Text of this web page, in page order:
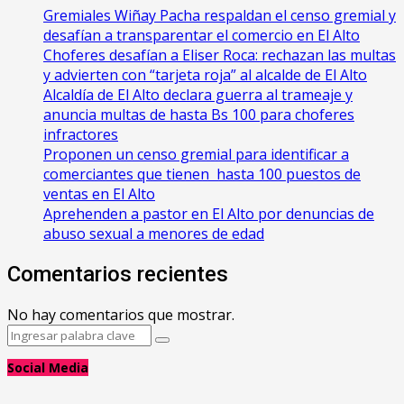
Gremiales Wiñay Pacha respaldan el censo gremial y
desafían a transparentar el comercio en El Alto
Choferes desafían a Eliser Roca: rechazan las multas
y advierten con “tarjeta roja” al alcalde de El Alto
‎Alcaldía de El Alto declara guerra al trameaje y
anuncia multas de hasta Bs 100 para choferes
infractores
Proponen un censo gremial para identificar a
comerciantes que tienen hasta 100 puestos de
ventas en El Alto
Aprehenden a pastor en El Alto por denuncias de
abuso sexual a menores de edad
Comentarios recientes
No hay comentarios que mostrar.
Search
Search
Social Media